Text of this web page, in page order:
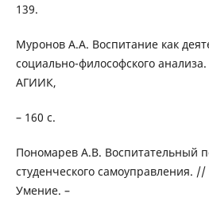
139.
Муронов A.A. Воспитание как
социально-философского
АГИИК,
– 160 с.
Пономарев А.В. Воспитательный
студенческого самоуправления.
Умение. –